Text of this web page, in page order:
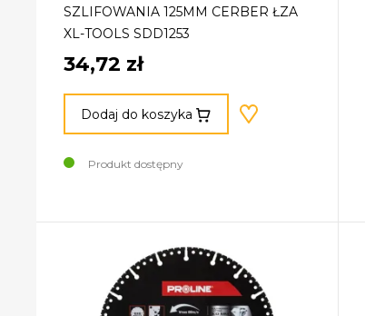
SZLIFOWANIA 125MM CERBER ŁZA
XL-TOOLS SDD1253
34,72 zł
Dodaj do koszyka
Produkt dostępny